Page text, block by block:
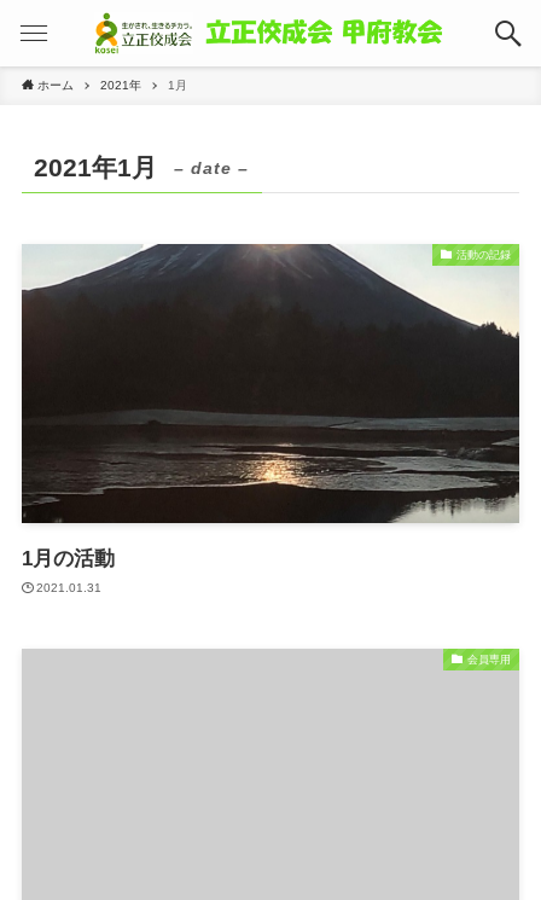
ホーム 2021年 1月
2021年1月 – date –
活動の記録
1月の活動
2021.01.31
会員専用